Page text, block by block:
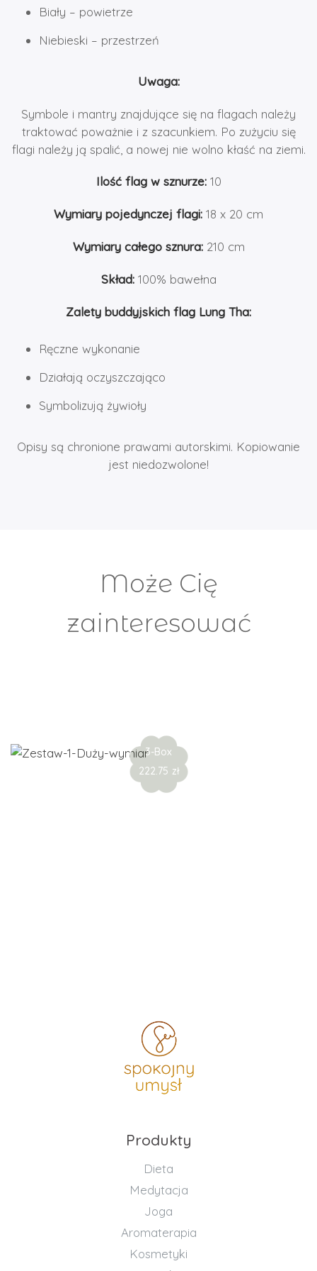
Biały – powietrze
Niebieski – przestrzeń
Uwaga:
Symbole i mantry znajdujące się na flagach należy
traktować poważnie i z szacunkiem. Po zużyciu się
flagi należy ją spalić, a nowej nie wolno kłaść na ziemi.
Ilość flag w sznurze: 10
Wymiary pojedynczej flagi: 18 x 20 cm
Wymiary całego sznura: 210 cm
Skład: 100% bawełna
Zalety buddyjskich flag Lung Tha:
Ręczne wykonanie
Działają oczyszczająco
Symbolizują żywioły
Opisy są chronione prawami autorskimi. Kopiowanie
jest niedozwolone!
Może Cię
zainteresować
3-Box
222.75 zł
Produkty
Dieta
Medytacja
Joga
Aromaterapia
Kosmetyki